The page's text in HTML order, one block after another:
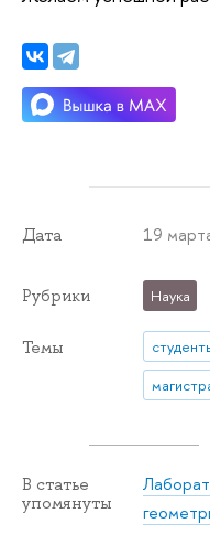
Дата 19
Рубрики Наука
Темы
В статье
упомянуты